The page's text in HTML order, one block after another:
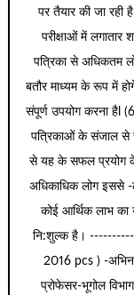
पर तैयार की जा रही
परीक्षाओं में लगातार
पत्रिका से अधिकतम
बतौर माध्यम के रूप में
संपूर्ण उपयोग करना हैl
पत्रिकाओं के संजाल से
से यह के सफल प्रयोग के
अधिकाधिक लोग इससे -
कोई आर्थिक लाभ का
नि:शुल्क है।
2016 pcs ) -
प्रोफेसर-भूगोल